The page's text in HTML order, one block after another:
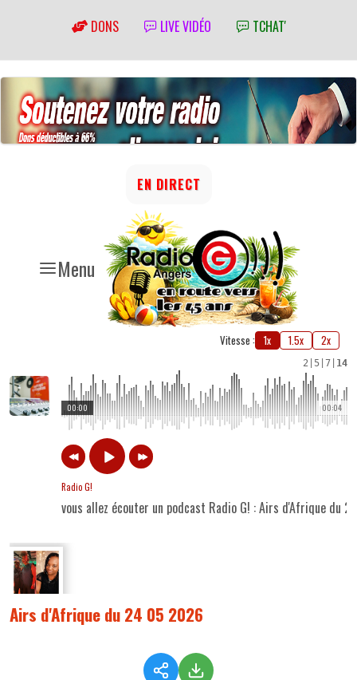
DONS LIVE VIDÉO TCHAT'
Menu
EN DIRECT
Vitesse : 1x 1.5x 2x
2 5 7 14
00:04
00:00
Radio G!
vous allez écouter un podcast Radio G! : Airs d'Afrique du
Airs d'Afrique du 24 05 2026